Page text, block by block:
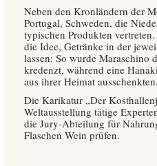
Neben den Kronländern der
Portugal, Schweden, die
typischen Produkten
die Idee, Getränke in der
lassen: So wurde Maraschino
kredenzt, während eine
aus ihrer Heimat ausschenkten.
Die Karikatur „Der
Weltausstellung tätige
die Jury-Abteilung für
Flaschen Wein prüfen.